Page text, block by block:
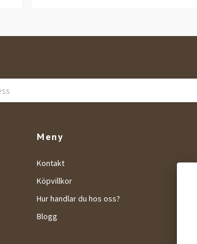
Meny
Kontakt
Köpvillkor
Hur handlar du hos oss?
Blogg